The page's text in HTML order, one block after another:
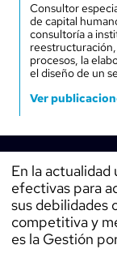
Consultor
de capital
consultoría a
procesos, la
el diseño de un
Ver
En la actualidad
efectivas para
sus debilidades
competitiva y
es la Gestión